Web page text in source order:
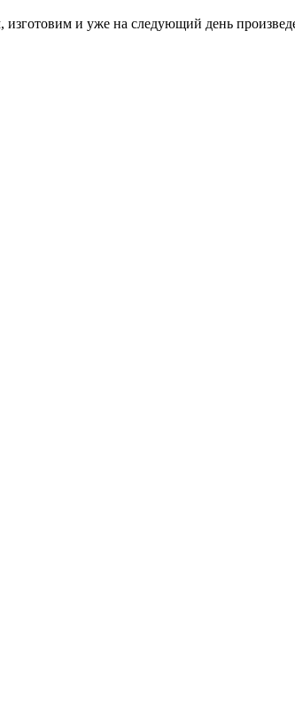
изготовим и уже на следующий день